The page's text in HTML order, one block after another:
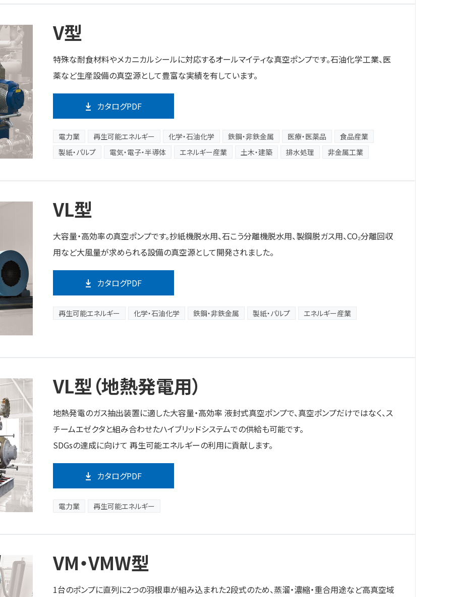
V型
特殊な耐食材料やメカニカルシールに対応するオールマイティな真空ポンプです。石油化学工業、医
薬など生産設備の真空源として豊富な実績を有しています。
カタログPDF
電力業 再生可能エネルギー 化学・石油化学 鉄鋼・非鉄金属 医療・医薬品
食品産業
製紙・パルプ
電気・電子・半導体 エネルギー産業 土木・建築 排水処理 非金属工業
VL型
大容量・高効率の真空ポンプです。抄紙機脱水用、石こう分離機脱水用、製鋼脱ガス用、CO₂分離回収
用など大風量が求められる設備の真空源として開発されました。
カタログPDF
再生可能エネルギー 化学・石油化学 鉄鋼・非鉄金属 製紙・パルプ エネルギー産業
VL型（地熱発電用）
地熱発電のガス抽出装置に適した大容量・高効率 液封式真空ポンプで、真空ポンプだけではなく、ス
チームエゼクタと組み合わせたハイブリッドシステムでの供給も可能です。
SDGsの達成に向けて 再生可能エネルギーの利用に貢献します。
カタログPDF
電力業 再生可能エネルギー
VM・VMW型
1台のポンプに直列に2つの羽根車が組み込まれた2段式のため、蒸溜・濃縮・重合用途など高真空域